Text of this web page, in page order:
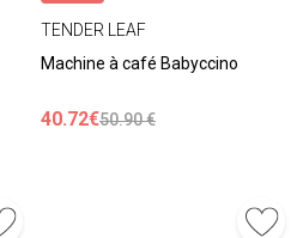
TENDER LEAF
Machine à café Babyccino
40.72€50.90 €